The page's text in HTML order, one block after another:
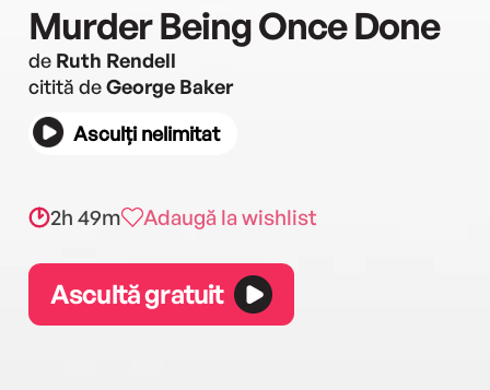
Murder Being Once Done
de Ruth Rendell
citită deGeorge Baker
Asculți nelimitat
2h 49m Adaugă la wishlist
Ascultă gratuit